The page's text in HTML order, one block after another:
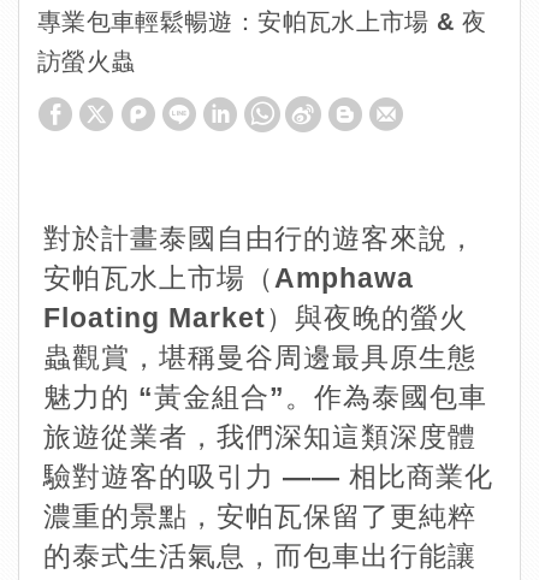
專業包車輕鬆暢遊：安帕瓦水上市場 & 夜
訪螢火蟲
對於計畫泰國自由行的遊客來說，
安帕瓦水上市場（Amphawa
Floating Market）與夜晚的螢火
蟲觀賞，堪稱曼谷周邊最具原生態
魅力的 “黃金組合”。作為泰國包車
旅遊從業者，我們深知這類深度體
驗對遊客的吸引力 —— 相比商業化
濃重的景點，安帕瓦保留了更純粹
的泰式生活氣息，而包車出行能讓